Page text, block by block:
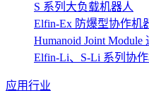
S 系列大负载机器人
Elfin-Ex 防爆型协作机
Humanoid Joint
Elfin-Li、S-Li 系列协
应用行业